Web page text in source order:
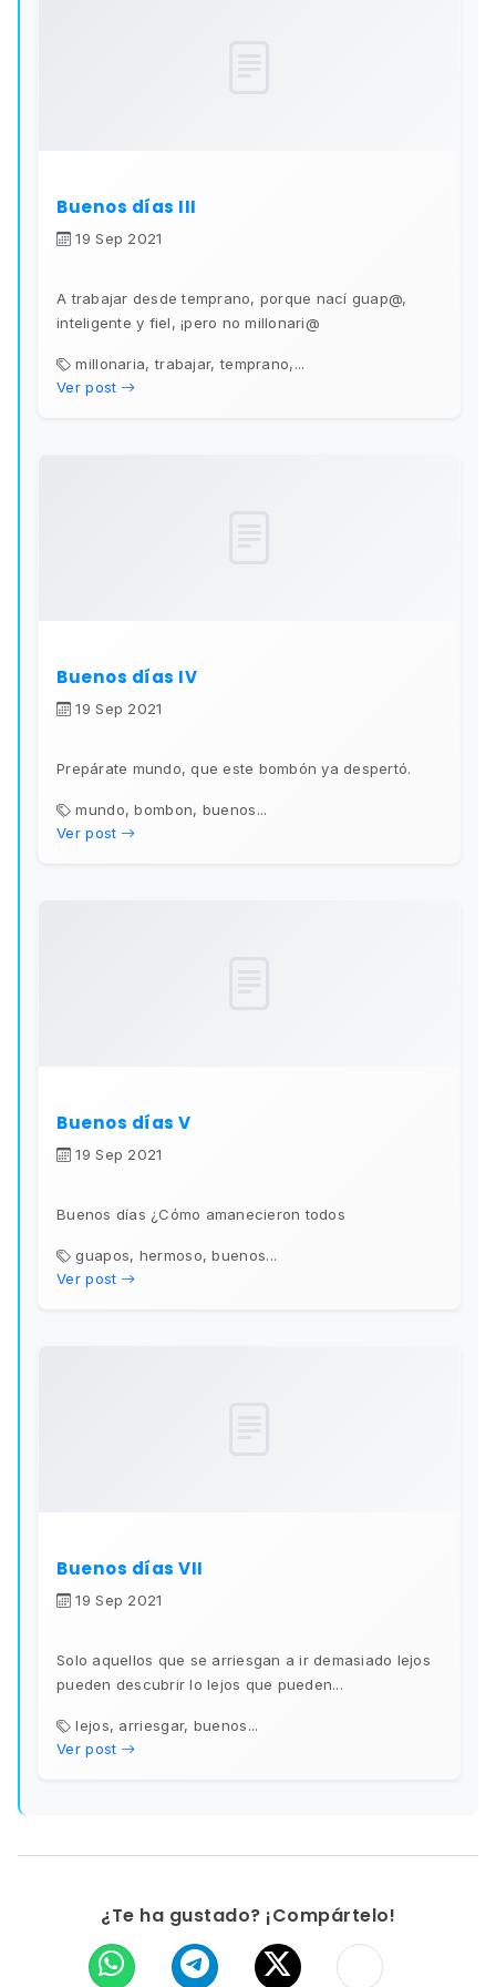
Buenos días III
19 Sep 2021
A trabajar desde temprano, porque nací guap@,
inteligente y fiel, ¡pero no millonari@
millonaria, trabajar, temprano,...
Ver post
Buenos días IV
19 Sep 2021
Prepárate mundo, que este bombón ya despertó.
mundo, bombon, buenos...
Ver post
Buenos días V
19 Sep 2021
Buenos días ¿Cómo amanecieron todos
guapos, hermoso, buenos...
Ver post
Buenos días VII
19 Sep 2021
Solo aquellos que se arriesgan a ir demasiado lejos
pueden descubrir lo lejos que pueden...
lejos, arriesgar, buenos...
Ver post
¿Te ha gustado? ¡Compártelo!